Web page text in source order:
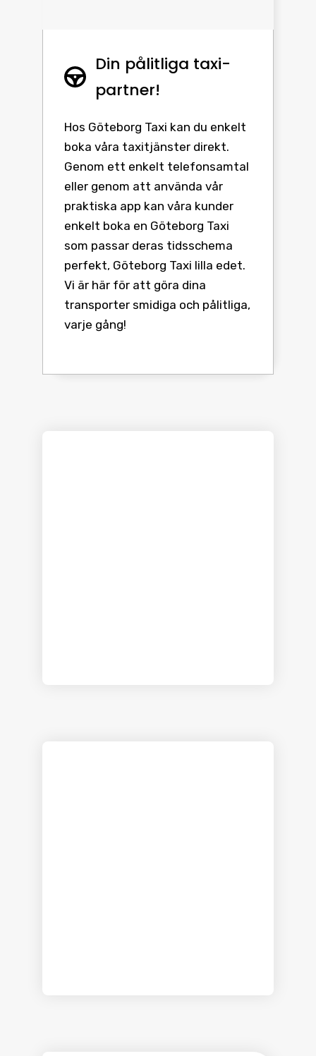
Din pålitliga taxi-
partner!
Hos Göteborg Taxi kan du enkelt
boka våra taxitjänster direkt.
Genom ett enkelt telefonsamtal
eller genom att använda vår
praktiska app kan våra kunder
enkelt boka en Göteborg Taxi
som passar deras tidsschema
perfekt, Göteborg Taxi lilla edet.
Vi är här för att göra dina
transporter smidiga och pålitliga,
varje gång!